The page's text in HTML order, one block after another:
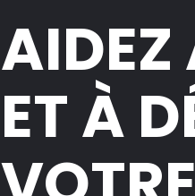
AIDEZ
ET À